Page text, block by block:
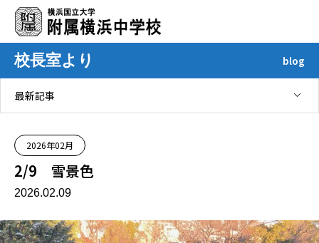
校長室より blog
最新記事
2026年02月
2/9 雪景色
2026.02.09